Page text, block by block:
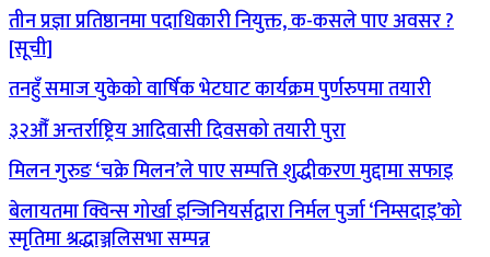
तीन प्रज्ञा प्रतिष्ठानमा पदाधिकारी नियुक्त, क-कसले पाए अवसर ?
[सूची]
तनहुँ समाज युकेको वार्षिक भेटघाट कार्यक्रम पुर्णरुपमा तयारी
३२औँ अन्तर्राष्ट्रिय आदिवासी दिवसको तयारी पुरा
मिलन गुरुङ ‘चक्रे मिलन’ले पाए सम्पत्ति शुद्धीकरण मुद्दामा सफाइ
बेलायतमा क्विन्स गोर्खा इन्जिनियर्सद्वारा निर्मल पुर्जा ‘निम्सदाइ’को
स्मृतिमा श्रद्धाञ्जलिसभा सम्पन्न